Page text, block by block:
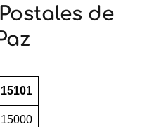
de
15101
15000